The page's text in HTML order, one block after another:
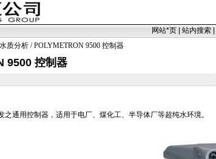
网站*页 站内搜索
质分析 / POLYMETRON 9500 控制器
9500 控制器
之通用控制器，适用于电厂、煤化工、半导体厂等超纯水环境。